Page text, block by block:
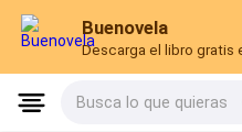
Buenovela
Descarga el libro gratis
Busca lo que quieras